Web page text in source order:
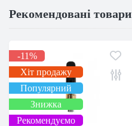
Рекомендовані товари
-11%
Хіт продажу
Популярний
Знижка
Рекомендуємо